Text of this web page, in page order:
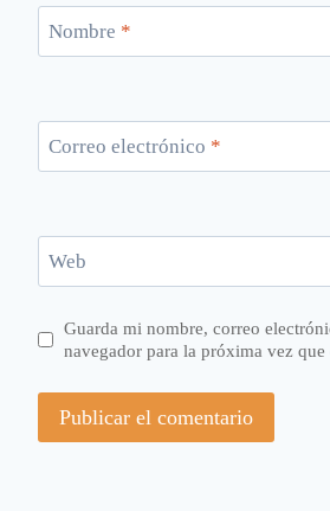
Nombre *
Correo electrónico *
Web
Guarda mi nombre, correo
navegador para la próxima vez que